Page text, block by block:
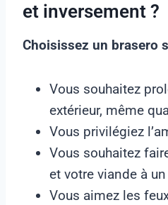
et inversement ?
Choisissez un brasero
Vous souhaitez
extérieur, même
Vous privilégiez
Vous souhaitez
et votre viande à
Vous aimez les